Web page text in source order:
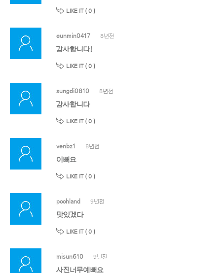
LIKE IT ( 0 )
eunmin0417 8년전
감사합니다!
LIKE IT ( 0 )
sungdi0810 8년전
감사합니다
LIKE IT ( 0 )
venbz1 8년전
이뻐요
LIKE IT ( 0 )
poohland 9년전
맛있겠다
LIKE IT ( 0 )
misun610 9년전
사진너무예뻐요